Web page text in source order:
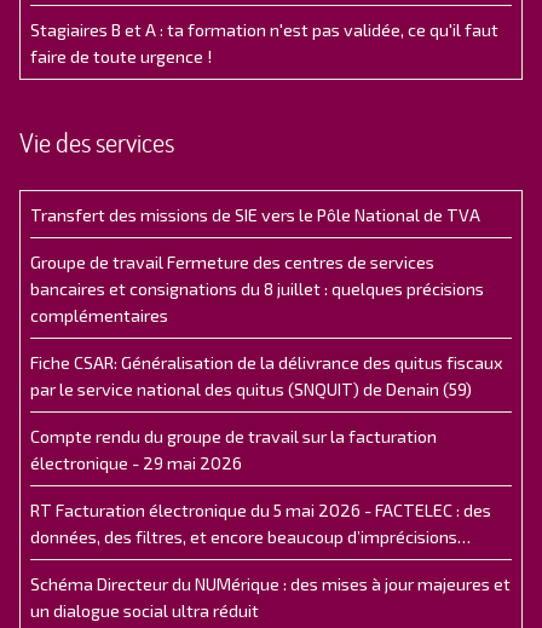
Stagiaires B et A : ta formation n'est pas validée, ce qu'il faut
faire de toute urgence !
Vie des services
Transfert des missions de SIE vers le Pôle National de TVA
Groupe de travail Fermeture des centres de services
bancaires et consignations du 8 juillet : quelques précisions
complémentaires
Fiche CSAR: Généralisation de la délivrance des quitus fiscaux
par le service national des quitus (SNQUIT) de Denain (59)
Compte rendu du groupe de travail sur la facturation
électronique - 29 mai 2026
RT Facturation électronique du 5 mai 2026 - FACTELEC : des
données, des filtres, et encore beaucoup d’imprécisions…
Schéma Directeur du NUMérique : des mises à jour majeures et
un dialogue social ultra réduit